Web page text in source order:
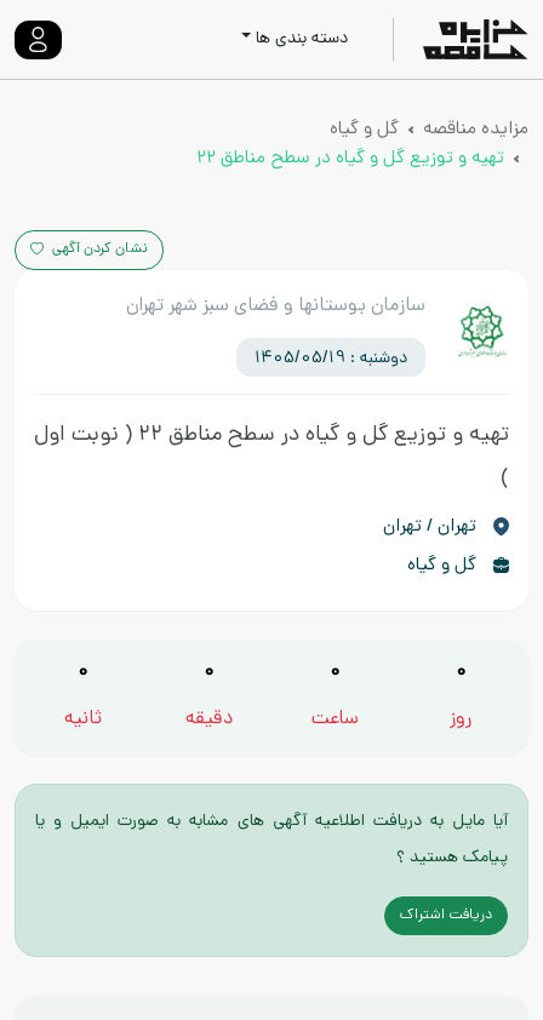
دسته بندی ها
مزایده مناقصه
گل و گیاه
تهیه و توزیع گل و گیاه در سطح مناطق ۲۲
نشان کردن آگهی
سازمان بوستانها و فضای سبز شهر تهران
دوشنبه : 1405/05/19
تهیه و توزیع گل و گیاه در سطح مناطق ۲۲
( نوبت اول
)
تهران / تهران
گل و گیاه
0
روز
0
ساعت
0
دقیقه
0
ثانیه
آیا مایل به دریافت اطلاعیه آگهی های مشابه به صورت ایمیل و یا
پیامک هستید ؟
دریافت اشتراک